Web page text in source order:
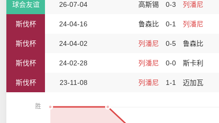
球会友谊 26-07-04 高斯锡 0-3 列潘尼
斯伐杯 24-04-16 鲁森比 0-1 列潘尼
斯伐杯 24-04-02 列潘尼 0-5 鲁森比
斯伐杯 24-02-28 列潘尼 0-0 斯卡利
斯伐杯 23-11-08 列潘尼 1-1 迈加瓦
胜